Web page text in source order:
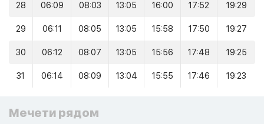
28 06:09 08:03 13:05 16:00 17:52 19:29
29 06:11 08:05 13:05 15:58 17:50 19:27
30 06:12 08:07 13:05 15:56 17:48 19:25
31 06:14 08:09 13:04 15:55 17:46 19:23
Мечети рядом